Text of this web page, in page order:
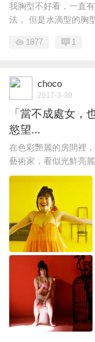
我胸型不好看，一直
法， 但是水滴型的胸
1877 1
choco
2017-3-30
「當不成處女，
慾望...
在色彩艷麗的房間裡
藝術家，看似光鮮亮